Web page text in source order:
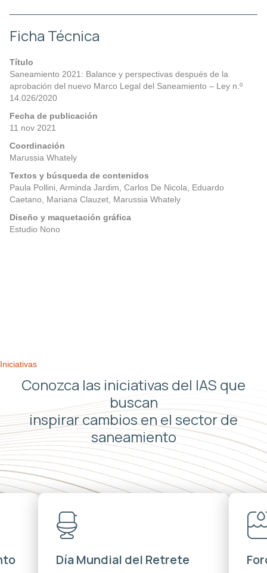
Ficha Técnica
Título
Saneamiento 2021: Balance y perspectivas después de la
aprobación del nuevo Marco Legal del Saneamiento – Ley n.º
14.026/2020
Fecha de publicación
11 nov 2021
Coordinación
Marussia Whately
Textos y búsqueda de contenidos
Paula Pollini, Arminda Jardim, Carlos De Nicola, Eduardo
Caetano, Mariana Clauzet, Marussia Whately
Diseño y maquetación gráfica
Estudio Nono
Iniciativas
Conozca las iniciativas del IAS que
buscan
inspirar cambios en el sector de
saneamiento
Día Mundial del Retrete